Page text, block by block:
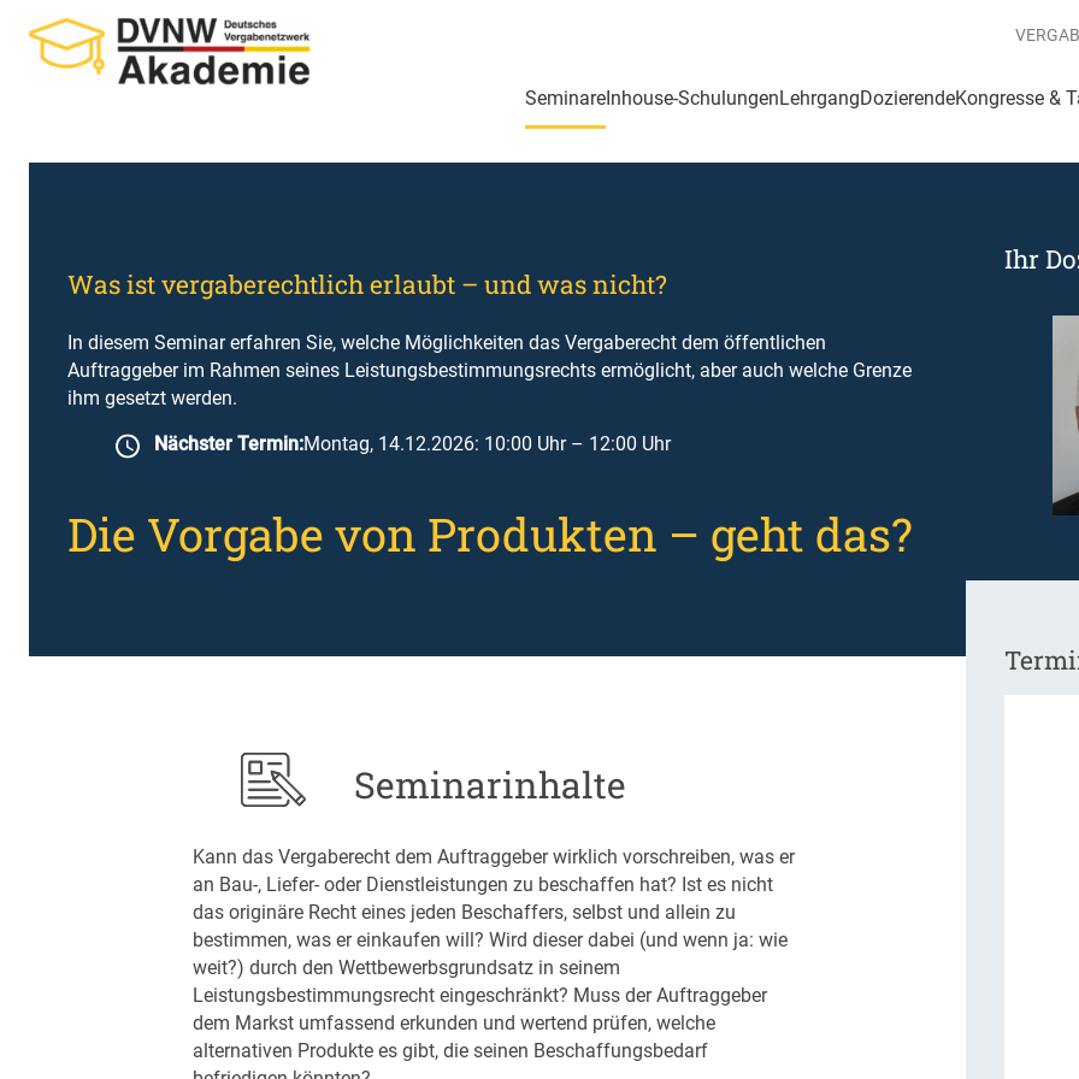
Inhalt
Seminare Inhouse-SchulungenLehrgangDozierendeKongresse &
Was ist vergaberechtlich erlaubt – und was nicht?
In diesem Seminar erfahren Sie, welche Möglichkeiten das Vergaberecht dem öffentlichen
Auftraggeber im Rahmen seines Leistungsbestimmungsrechts ermöglicht, aber auch welche Grenze
ihm gesetzt werden.
Nächster Termin:Montag, 14.12.2026: 10:00 Uhr – 12:00 Uhr
Die Vorgabe von Produkten – geht das?
Seminarinhalte
Kann das Vergaberecht dem Auftraggeber wirklich vorschreiben, was er
an Bau-, Liefer- oder Dienstleistungen zu beschaffen hat? Ist es nicht
das originäre Recht eines jeden Beschaffers, selbst und allein zu
bestimmen, was er einkaufen will? Wird dieser dabei (und wenn ja: wie
weit?) durch den Wettbewerbsgrundsatz in seinem
Leistungsbestimmungsrecht eingeschränkt? Muss der Auftraggeber
dem Markst umfassend erkunden und wertend prüfen, welche
alternativen Produkte es gibt, die seinen Beschaffungsbedarf
Ihr